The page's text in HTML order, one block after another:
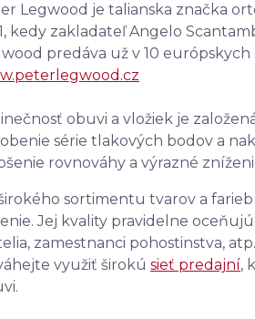
Legwood je talianska značka
kedy zakladateľ Angelo
predáva už v 10 európskych
obuvi a vložiek je
série tlakových bodov a
rovnováhy a výrazné
sortimentu tvarov a
Jej kvality pravidelne
zamestnanci pohostinstva,
využiť širokú sieť predajní,